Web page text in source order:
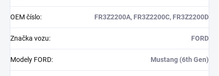
OEM číslo: FR3Z2200A, FR3Z2200C, FR3Z2200D
Značka vozu: FORD
Modely FORD: Mustang (6th Gen)